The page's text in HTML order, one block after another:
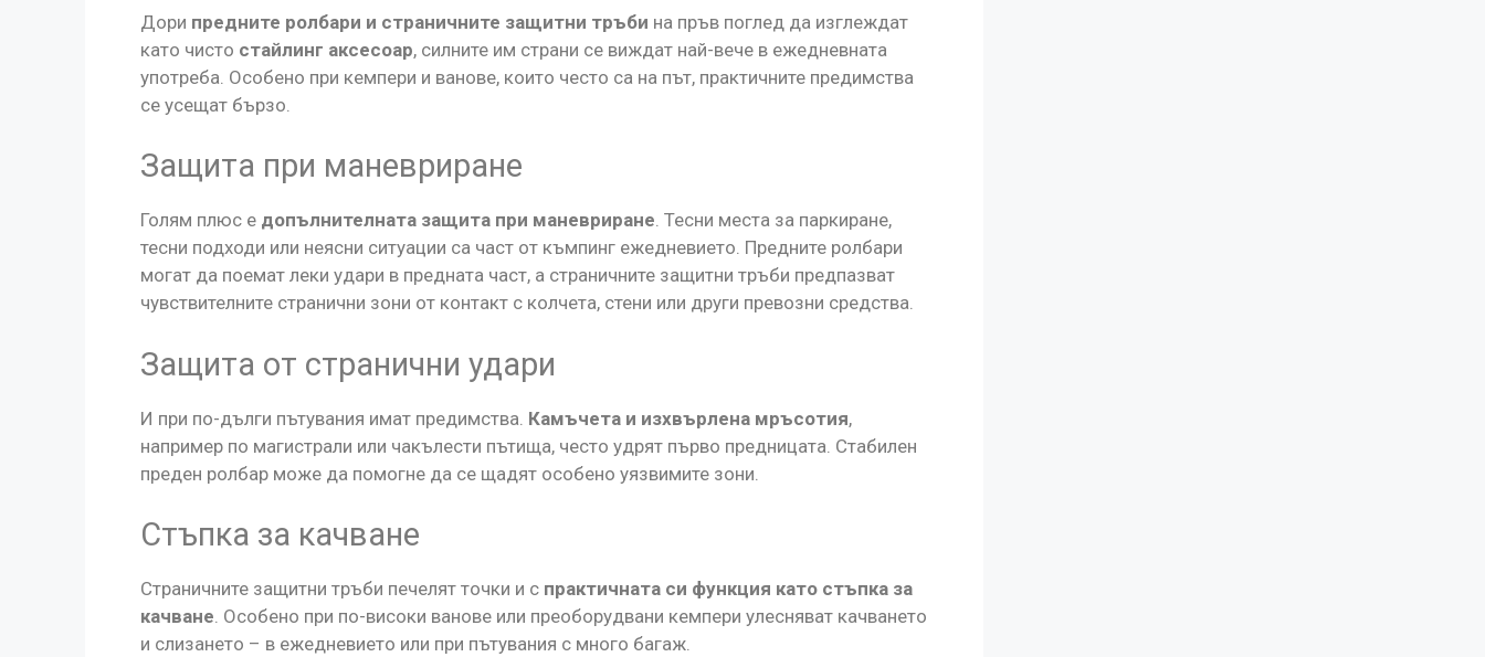
Дори предните ролбари и страничните защитни тръби на пръв поглед да изглеждат
като чисто стайлинг аксесоар, силните им страни се виждат най-вече в ежедневната
употреба. Особено при кемпери и ванове, които често са на път, практичните предимства
се усещат бързо.
Защита при маневриране
Голям плюс е допълнителната защита при маневриране. Тесни места за паркиране,
тесни подходи или неясни ситуации са част от къмпинг ежедневието. Предните ролбари
могат да поемат леки удари в предната част, а страничните защитни тръби предпазват
чувствителните странични зони от контакт с колчета, стени или други превозни средства.
Защита от странични удари
И при по-дълги пътувания имат предимства. Камъчета и изхвърлена мръсотия,
например по магистрали или чакълести пътища, често удрят първо предницата. Стабилен
преден ролбар може да помогне да се щадят особено уязвимите зони.
Стъпка за качване
Страничните защитни тръби печелят точки и с практичната си функция като стъпка за
качване. Особено при по-високи ванове или преоборудвани кемпери улесняват качването
и слизането – в ежедневието или при пътувания с много багаж.